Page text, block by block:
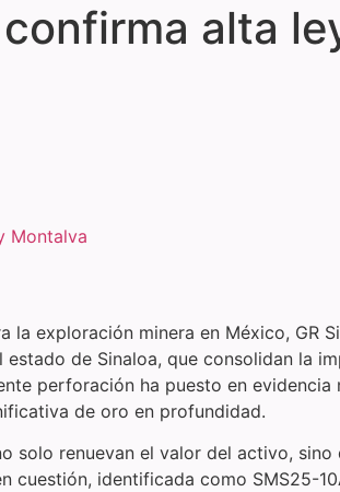
confirma alta
Montalva
la exploración minera en México,
estado de Sinaloa, que consolidan la
perforación ha puesto en
de oro en profundidad.
solo renuevan el valor del activo,
cuestión, identificada como SMS25-